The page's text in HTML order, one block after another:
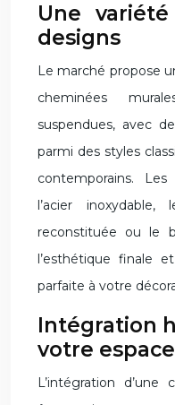
Une
designs
Le marché propose
cheminées
suspendues, avec
parmi des styles
contemporains.
l’acier
reconstituée ou le
l’esthétique finale
parfaite à votre
Intégration
votre espace
L’intégration